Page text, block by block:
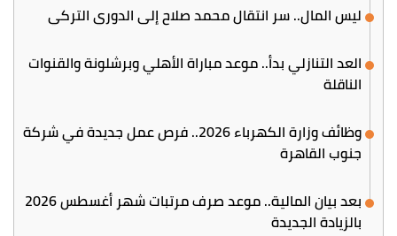
ليس المال.. سر انتقال محمد صلاح إلى الدوري التركي
العد التنازلي بدأ.. موعد مباراة الأهلي وبرشلونة والقنوات
الناقلة
وظائف وزارة الكهرباء 2026.. فرص عمل جديدة في شركة
جنوب القاهرة
بعد بيان المالية.. موعد صرف مرتبات شهر أغسطس 2026
بالزيادة الجديدة